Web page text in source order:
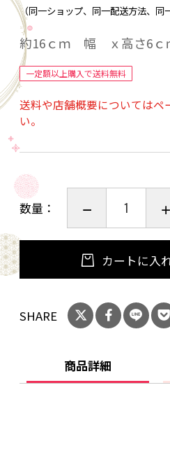
（同一ショップ、同一配送方法、同
約16ｃｍ 幅 ｘ高さ6ｃ
一定額以上購入で送料無料
送料や店舗概要についてはペ
い。
数量：
カートに入
SHARE
商品詳細